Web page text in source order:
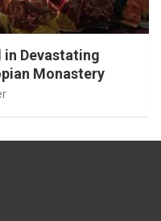
in Devastating
Monastery